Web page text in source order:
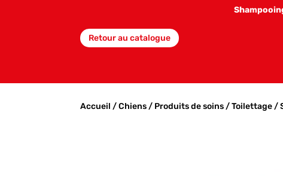
Retour au catalogue
Accueil /Chiens/ Produits de soins/Toilettage/